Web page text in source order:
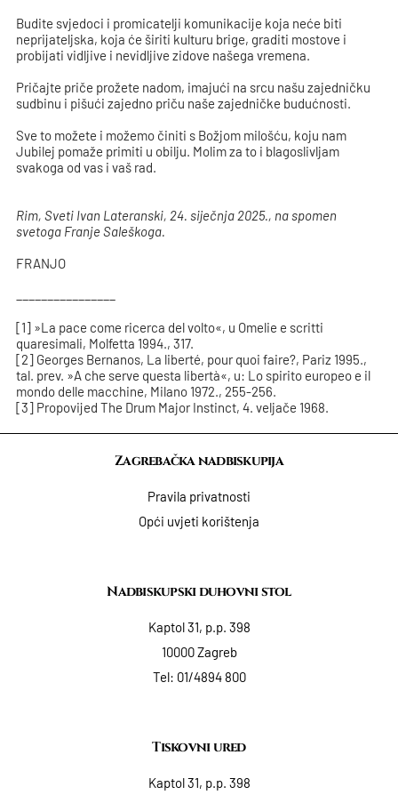
Budite svjedoci i promicatelji komunikacije koja neće biti
neprijateljska, koja će širiti kulturu brige, graditi mostove i
probijati vidljive i nevidljive zidove našega vremena.
Pričajte priče prožete nadom, imajući na srcu našu zajedničku
sudbinu i pišući zajedno priču naše zajedničke budućnosti.
Sve to možete i možemo činiti s Božjom milošću, koju nam
Jubilej pomaže primiti u obilju. Molim za to i blagoslivljam
svakoga od vas i vaš rad.
Rim, Sveti Ivan Lateranski, 24. siječnja 2025., na spomen
svetoga Franje Saleškoga.
FRANJO
[1] »La pace come ricerca del volto«, u Omelie e scritti
quaresimali, Molfetta 1994., 317.
[2] Georges Bernanos, La liberté, pour quoi faire?, Pariz 1995.,
tal. prev. »A che serve questa libertà«, u: Lo spirito europeo e il
mondo delle macchine, Milano 1972., 255-256.
[3] Propovijed The Drum Major Instinct, 4. veljače 1968.
Zagrebačka nadbiskupija
Pravila privatnosti
Opći uvjeti korištenja
Nadbiskupski duhovni stol
Kaptol 31, p.p. 398
10000 Zagreb
Tel: 01/4894 800
Tiskovni ured
Kaptol 31, p.p. 398